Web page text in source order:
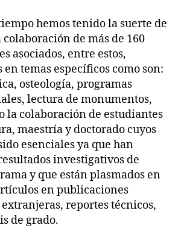
hemos tenido la suerte de
de más de 160
asociados, entre estos,
en temas específicos como son:
osteología, programas
lectura de monumentos,
la colaboración de estudiantes
maestría y doctorado cuyos
esenciales ya que han
investigativos de
y que están plasmados en
en publicaciones
reportes técnicos,
de grado.